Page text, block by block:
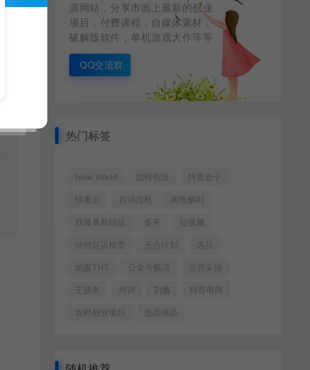
源网站，分享市面上最新的创业
项目，付费课程，自媒体素材，
破解版软件，单机游戏大作等等
QQ交流群
热门标签
New World 如何创业 抖音盒子
快看点 自动挂机 闲鱼解封
群爆单新玩法 多开 短视频
动销起店模型 光合计划 选品
焰麦TNT 公众号截流 运营实操
王扬名 培训 刘鑫 抖音电商
农村创业项目 选品排品